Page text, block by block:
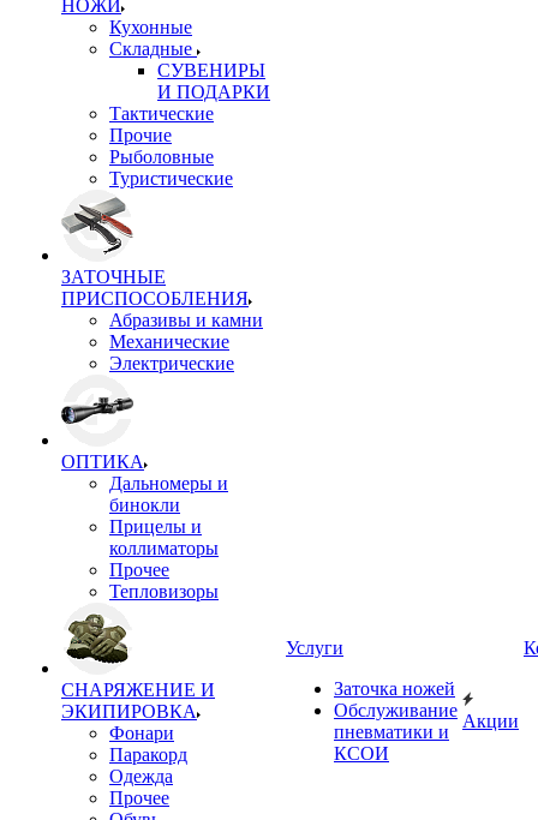
НОЖИ
Кухонные
Складные
СУВЕНИРЫ
И ПОДАРКИ
Тактические
Прочие
Рыболовные
Туристические
ЗАТОЧНЫЕ
ПРИСПОСОБЛЕНИЯ
Абразивы и камни
Механические
Электрические
ОПТИКА
Дальномеры и
бинокли
Прицелы и
коллиматоры
Прочее
Тепловизоры
СНАРЯЖЕНИЕ И
ЭКИПИРОВКА
Фонари
Паракорд
Одежда
Прочее
Услуги
Заточка ножей
Обслуживание
пневматики и
КСОИ
Акции